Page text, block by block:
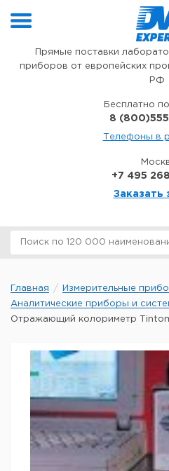
Прямые поставки
приборов от европейских
РФ
Бесплатно
8
Телефоны в
+7 495
Заказать
Главная
Измерительные
Аналитические приборы и
Отражающий колориметр